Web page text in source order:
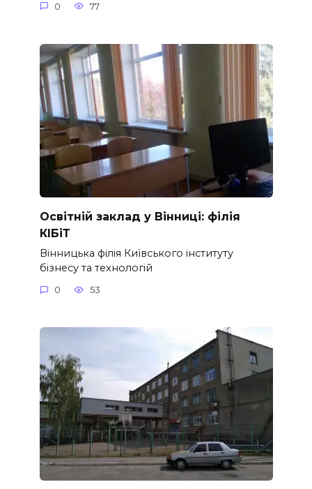
0 77
Освітній заклад у Вінниці: філія
КІБіТ
Вінницька філія Київського інституту
бізнесу та технологій
0 53